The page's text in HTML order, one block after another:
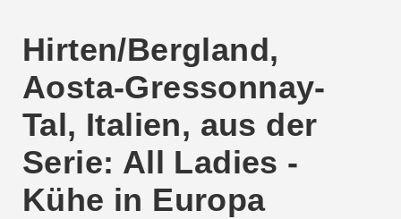
Hirten/Bergland,
Aosta-Gressonnay-
Tal, Italien, aus der
Serie: All Ladies -
Kühe in Europa